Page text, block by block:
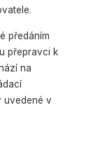
předáním
přepravci k
na
uvedené v